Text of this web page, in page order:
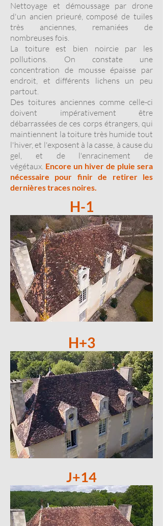
Nettoyage et démoussage par drone
d'un ancien prieuré, composé de tuiles
très anciennes, remaniées de
nombreuses fois.
La toiture est bien noircie par les
pollutions. On constate une
concentration de mousse épaisse par
endroit, et différents lichens un peu
partout.
Des toitures anciennes comme celle-ci
doivent impérativement être
débarrassées de ces corps étrangers, qui
maintiennent la toiture très humide tout
l'hiver, et l'exposent à la casse, à cause du
gel, et de l'enracinement de
végétaux. Encore un hiver de pluie sera
nécessaire pour finir de retirer les
dernières traces noires.
H-1
H+3
J+14